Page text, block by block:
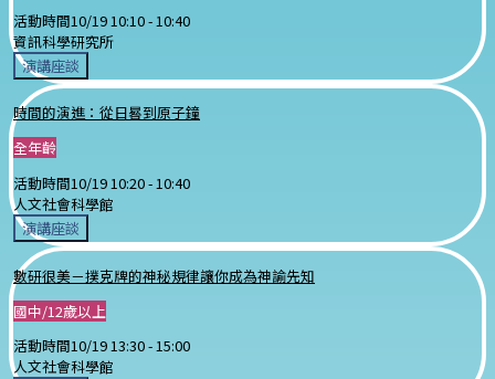
活動時間10/19 10:10 - 10:40
資訊科學研究所
演講座談
時間的演進：從日晷到原子鐘
全年齡
活動時間10/19 10:20 -10:40
人文社會科學館
演講座談
數研很美－撲克牌的神秘規律讓你成為神諭先知
國中/12歲以上
活動時間10/19 13:30 -15:00
人文社會科學館